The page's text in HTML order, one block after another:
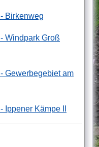
Birkenweg
Windpark Groß
Gewerbegebiet am
Kämpe II